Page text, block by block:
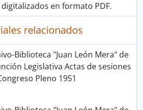
en formato PDF.
relacionados
Biblioteca "Juan León Mera" de
Legislativa Actas de sesiones
Pleno 1951